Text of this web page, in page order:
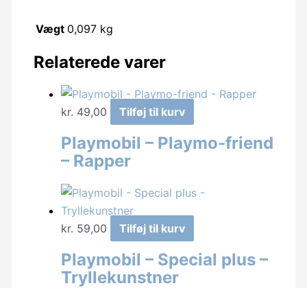
Vægt 0,097 kg
Relaterede varer
kr. 49,00 Tilføj til kurv
Playmobil – Playmo-friend
– Rapper
kr. 59,00 Tilføj til kurv
Playmobil – Special plus –
Tryllekunstner